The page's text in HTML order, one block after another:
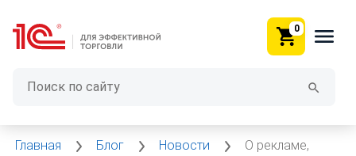
0
Главная Блог Новости
О рекламе,